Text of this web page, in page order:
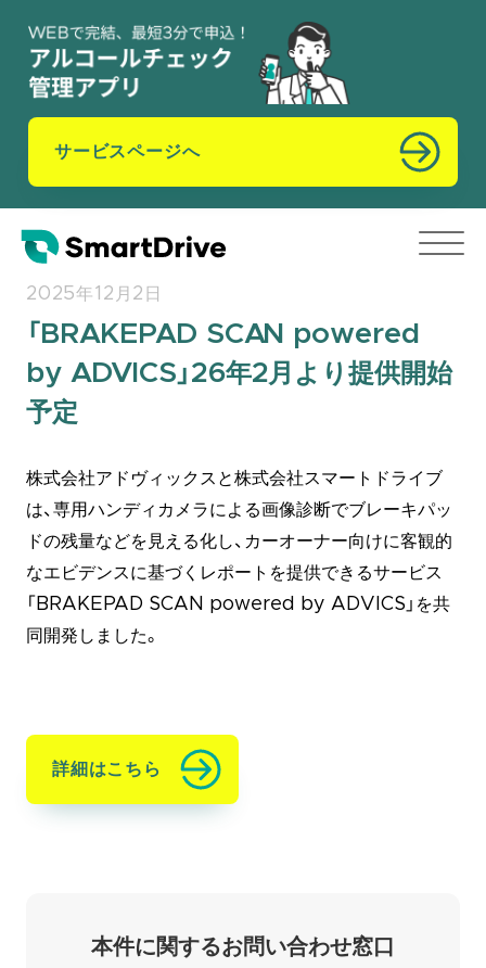
サービスページへ
2025年12月2日
「BRAKEPAD SCAN powered
by ADVICS」26年2月より提供開始
予定
株式会社アドヴィックスと株式会社スマートドライブ
は、専用ハンディカメラによる画像診断でブレーキパッ
ドの残量などを見える化し、カーオーナー向けに客観的
なエビデンスに基づくレポートを提供できるサービス
「BRAKEPAD SCAN powered by ADVICS」を共
同開発しました。
詳細はこちら
本件に関するお問い合わせ窓口